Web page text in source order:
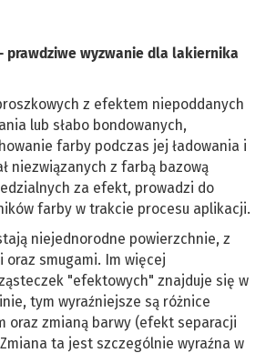
prawdziwe wyzwanie dla lakiernika
z efektem niepoddanych
lub słabo bondowanych,
farby podczas jej ładowania i
niezwiązanych z farbą bazową
za efekt, prowadzi do
farby w trakcie procesu aplikacji.
niejednorodne powierzchnie, z
oraz smugami. Im więcej
"efektowych" znajduje się w
tym wyraźniejsze są różnice
oraz zmianą barwy (efekt separacji
ta jest szczególnie wyraźna w